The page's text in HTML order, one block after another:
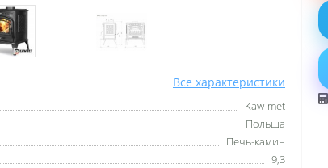
Все характеристики
Kaw-met
Польша
Печь-камин
9,3